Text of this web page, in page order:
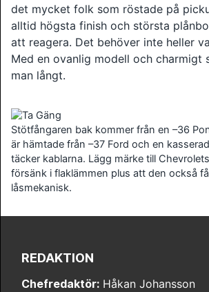
det mycket folk som röstade på
alltid högsta finish och största
att reagera. Det behöver inte heller
Med en ovanlig modell och charmigt
man långt.
Stötfångaren bak kommer från en –36
är hämtade från –37 Ford och en
täcker kablarna. Lägg märke till
försänk i flaklämmen plus att den också
låsmekanisk.
REDAKTION
Chefredaktör: Håkan Johansson